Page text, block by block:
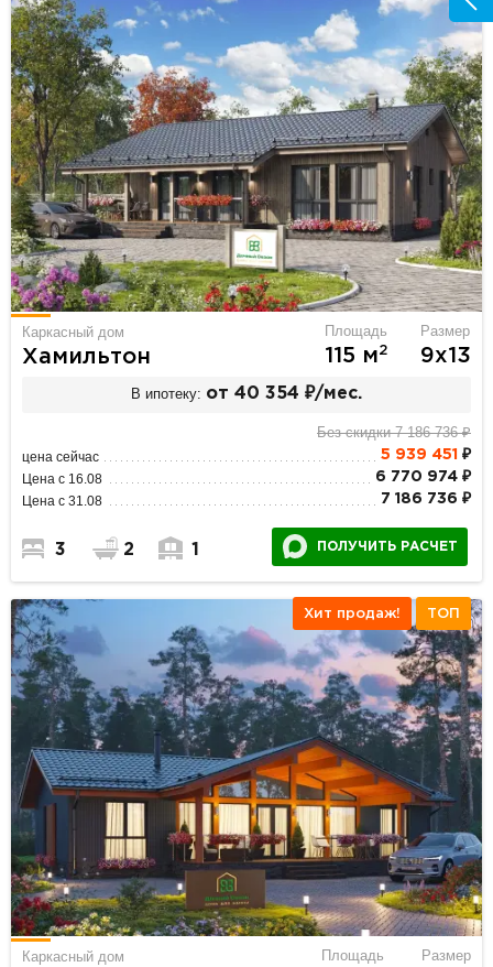
Каркасный дом
Хамильтон
Площадь
115 м2
Размер
9х13
В ипотеку: от 40 354 ₽/мес.
Без скидки 7 186 736 ₽
цена сейчас 5 939 451 ₽
Цена с 16.08 6 770 974 ₽
Цена с 31.08 7 186 736 ₽
3 2 1 ПОЛУЧИТЬ РАСЧЕТ
Хит продаж! ТОП
Каркасный дом Площадь Размер